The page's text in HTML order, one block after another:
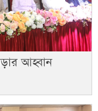
আহ্বান